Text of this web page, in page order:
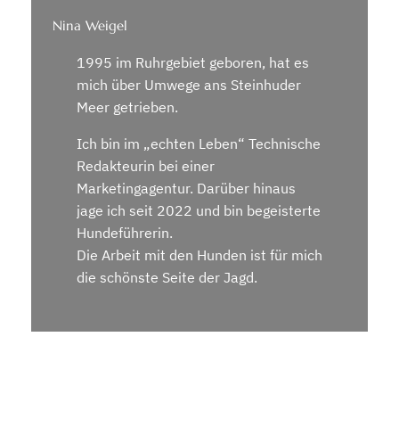
Nina Weigel
1995 im Ruhrgebiet geboren, hat es
mich über Umwege ans Steinhuder
Meer getrieben.
Ich bin im „echten Leben“ Technische
Redakteurin bei einer
Marketingagentur. Darüber hinaus
jage ich seit 2022 und bin begeisterte
Hundeführerin.
Die Arbeit mit den Hunden ist für mich
die schönste Seite der Jagd.